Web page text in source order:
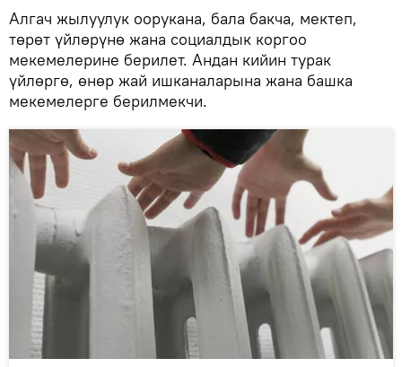
Алгач жылуулук оорукана, бала бакча, мектеп,
төрөт үйлөрүнө жана социалдык коргоо
мекемелерине берилет. Андан кийин турак
үйлөргө, өнөр жай ишканаларына жана башка
мекемелерге берилмекчи.